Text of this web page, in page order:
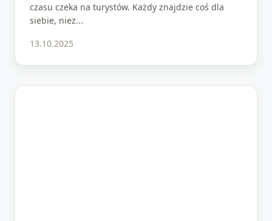
czasu czeka na turystów. Każdy znajdzie coś dla
siebie, niez...
13.10.2025